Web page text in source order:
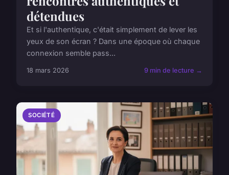
détendues
Et si l'authentique, c'était simplement de lever les
yeux de son écran ? Dans une époque où chaque
connexion semble pass...
18 mars 2026 9 min de lecture →
SOCIÉTÉ